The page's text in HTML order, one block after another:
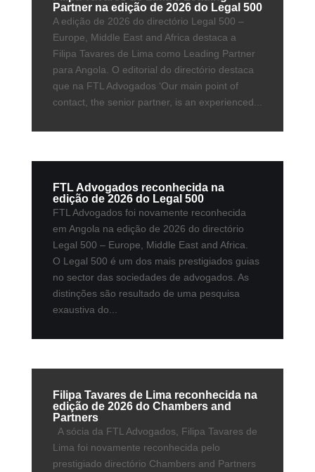
Partner na edição de 2026 do Legal 500
A edição de 2026 do directório Legal 500 –
Europe, Middle East and Africa destaca a
Filipa Tavares de Lima como Leading Partner
para Angola. O editorial do directório destaca
que na FTL Advogados ‘Our main point of
contact, the senior partner, is an experienced...
FTL Advogados reconhecida na
edição de 2026 do Legal 500
FTL Advogados foi novamente reconhecida
em Angola na edição de 2026 do directório
Legal 500 – Europe, Middle East and Africa.
O Legal 500 é um dos mais prestigiados guias
no sector das sociedades de advogados. As
distinções são resultado de uma pesquisa
exaustiva do...
Filipa Tavares de Lima reconhecida na
edição de 2026 do Chambers and
Partners
A sócia da FTL Advogados, Filipa Tavares de
Lima foi novamente reconhecida pelo
prestigiado directório Chambers and Partners